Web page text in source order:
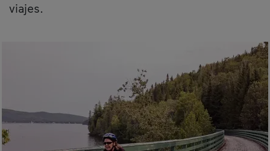
viajes.